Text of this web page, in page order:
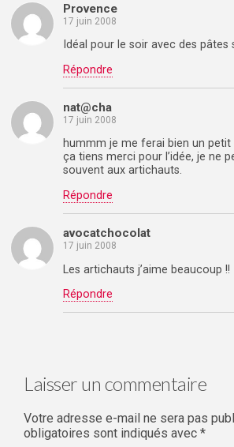
Provence
17 juin 2008
Idéal pour le soir avec des pâtes
Répondre
nat@cha
17 juin 2008
hummm je me ferai bien un
ça tiens merci pour l’idée, je ne
souvent aux artichauts.
Répondre
avocatchocolat
17 juin 2008
Les artichauts j’aime beaucoup !!
Répondre
Laisser un commentaire
Votre adresse e-mail ne sera pas
obligatoires sont indiqués avec *